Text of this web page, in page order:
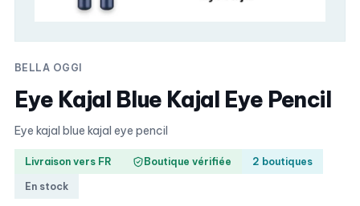
BELLA OGGI
Eye Kajal Blue Kajal Eye Pencil
Eye kajal blue kajal eye pencil
Livraison vers FR Boutique vérifiée
2 boutiques
En stock